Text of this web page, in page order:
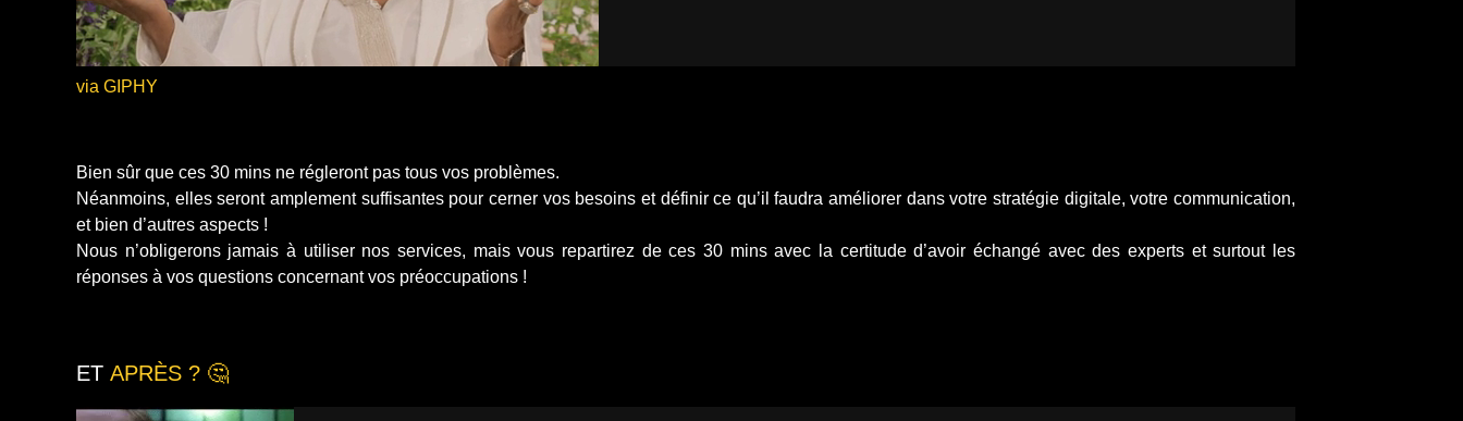
via GIPHY
Bien sûr que ces 30 mins ne régleront pas tous vos problèmes.
Néanmoins, elles seront amplement suffisantes pour cerner vos besoins et définir ce qu’il faudra améliorer dans votre stratégie digitale, votre communication,
et bien d’autres aspects !
Nous n’obligerons jamais à utiliser nos services, mais vous repartirez de ces 30 mins avec la certitude d’avoir échangé avec des experts et surtout les
réponses à vos questions concernant vos préoccupations !
ET APRÈS ? 🤔